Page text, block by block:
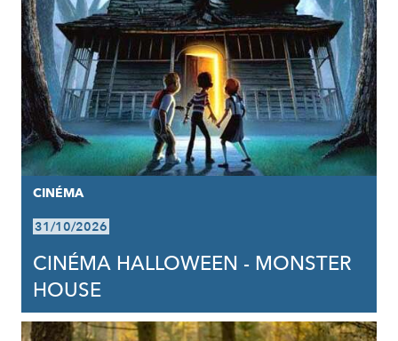
CINÉMA
31/10/2026
CINÉMA HALLOWEEN - MONSTER
HOUSE